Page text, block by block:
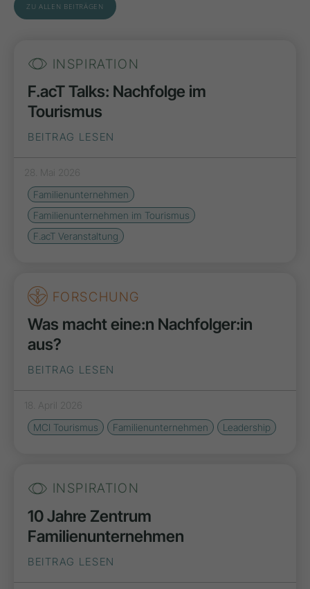
ZU ALLEN BEITRÄGEN
INSPIRATION
F.acT Talks: Nachfolge im
Tourismus
BEITRAG LESEN
28. Mai 2026
Familienunternehmen
Familienunternehmen im Tourismus
F.acT Veranstaltung
FORSCHUNG
Was macht eine:n Nachfolger:in
aus?
BEITRAG LESEN
18. April 2026
MCI Tourismus
Familienunternehmen Leadership
INSPIRATION
10 Jahre Zentrum
Familienunternehmen
BEITRAG LESEN